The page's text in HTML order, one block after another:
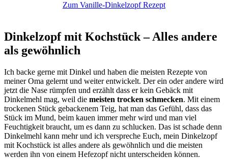
Zum Vanille-Dinkelzopf Rezept
Dinkelzopf mit Kochstück – Alles andere
als gewöhnlich
Ich backe gerne mit Dinkel und haben die meisten Rezepte von
meiner Oma gelernt und weiter entwickelt. Der ein oder andere wird
jetzt die Nase rümpfen und erzählt dass er kein Gebäck mit
Dinkelmehl mag, weil die meisten trocken schmecken. Mit einem
trockenen Stück gebackenem Teig, hat man das Gefühl, dass das
Stück im Mund, beim kauen immer mehr wird und man viel
Feuchtigkeit braucht, um es dann zu schlucken. Das ist schade denn
Dinkelmehl kann mehr und ich verspreche Euch, mein Dinkelzopf
mit Kochstück ist alles andere als gewöhnlich und die meisten
werden ihn von einem Hefezopf nicht unterscheiden können.